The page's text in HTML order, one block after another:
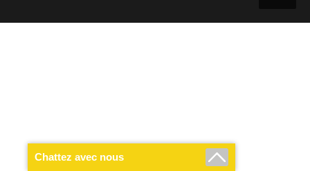
Chattez avec nous